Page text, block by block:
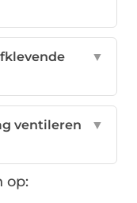
▼
ventileren
▼
op: